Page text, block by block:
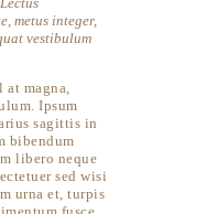
metus integer,
vestibulum
magna,
Ipsum
sagittis in
bibendum
libero neque
sed wisi
urna et, turpis